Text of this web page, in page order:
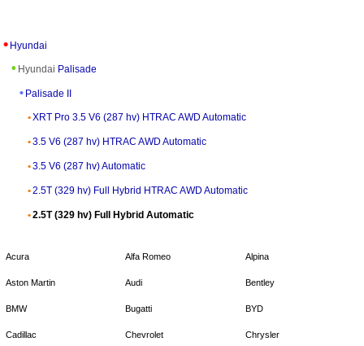
Hyundai
Hyundai Palisade
Palisade II
XRT Pro 3.5 V6 (287 hv) HTRAC AWD Automatic
3.5 V6 (287 hv) HTRAC AWD Automatic
3.5 V6 (287 hv) Automatic
2.5T (329 hv) Full Hybrid HTRAC AWD Automatic
2.5T (329 hv) Full Hybrid Automatic
Acura Alfa Romeo Alpina
Aston Martin Audi Bentley
BMW Bugatti BYD
Cadillac Chevrolet Chrysler